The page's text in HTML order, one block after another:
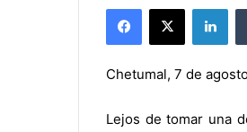
Facebook
X
Chetumal, 7 de
Lejos de tomar una